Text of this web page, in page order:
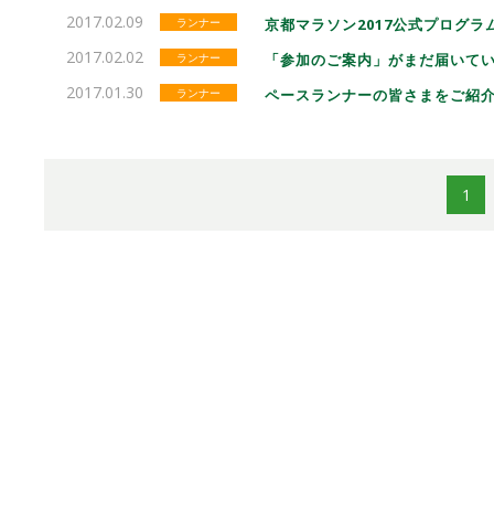
2017.02.09 ランナー 京都マラソン2017公式プログラ
2017.02.02 ランナー 「参加のご案内」がまだ届いて
2017.01.30 ランナー ペースランナーの皆さまをご紹
1